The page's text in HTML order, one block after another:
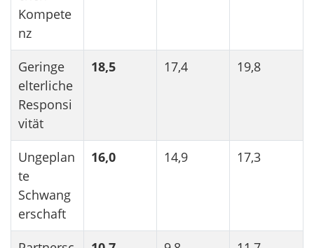
Kompete
nz
Geringe
elterliche
Responsi
vität
18,5 17,4 19,8
Ungeplan
te
Schwang
erschaft
16,0 14,9 17,3